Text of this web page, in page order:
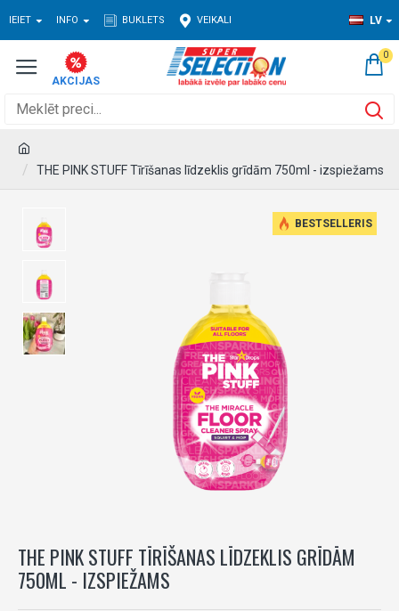
IEIET INFO BUKLETS VEIKALI LV
0
THE PINK STUFF Tīrīšanas līdzeklis grīdām 750ml - izspiežams
BESTSELLERIS
THE PINK STUFF TĪRĪŠANAS LĪDZEKLIS GRĪDĀM
750ML - IZSPIEŽAMS